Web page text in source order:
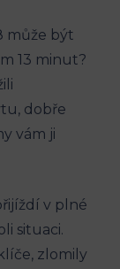
může být
13 minut?
dobře
vám ji
v plné
situaci.
zlomily